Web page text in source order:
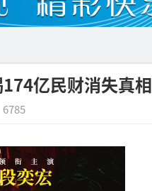
亿民财消失真相
6785